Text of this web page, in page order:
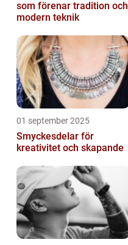
som förenar tradition och
modern teknik
01 september 2025
Smyckesdelar för
kreativitet och skapande